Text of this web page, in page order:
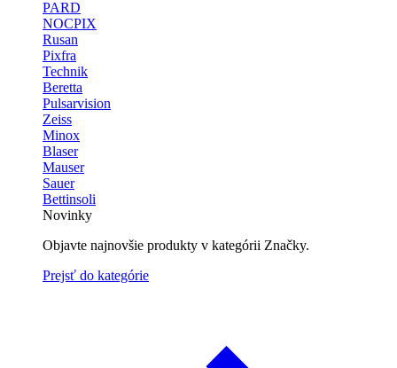
PARD
NOCPIX
Rusan
Pixfra
Technik
Beretta
Pulsarvision
Zeiss
Minox
Blaser
Mauser
Sauer
Bettinsoli
Novinky
Objavte najnovšie produkty v kategórii Značky.
Prejsť do kategórie